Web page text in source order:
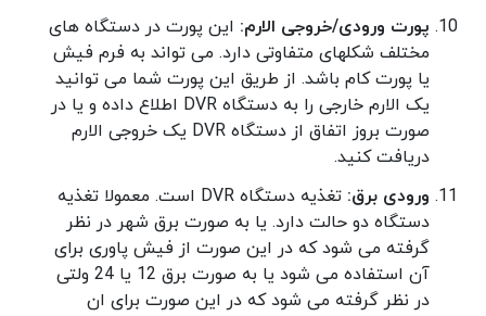
پورت ورودی/خروجی الارم: این پورت در دستگاه های
مختلف شکلهای متفاوتی دارد. می تواند به فرم فیش
یا پورت کام باشد. از طریق این پورت شما می توانید
یک الارم خارجی را به دستگاه DVR اطلاع داده و یا در
صورت بروز اتفاق از دستگاه DVR یک خروجی الارم
دریافت کنید.
ورودی برق:
تغذیه دستگاه DVR است. معمولا تغذیه
دستگاه دو حالت دارد. یا به صورت برق شهر در نظر
گرفته می شود که در این صورت از فیش پاوری برای
آن استفاده می شود یا به صورت برق 12 یا 24 ولتی
در نظر گرفته می شود که در این صورت برای ان